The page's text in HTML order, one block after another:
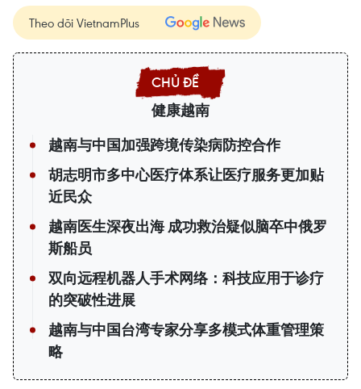
Theo dõi VietnamPlus
健康越南
越南与中国加强跨境传染病防控合作
胡志明市多中心医疗体系让医疗服务更加贴
近民众
越南医生深夜出海 成功救治疑似脑卒中俄罗
斯船员
双向远程机器人手术网络：科技应用于诊疗
的突破性进展
越南与中国台湾专家分享多模式体重管理策
略